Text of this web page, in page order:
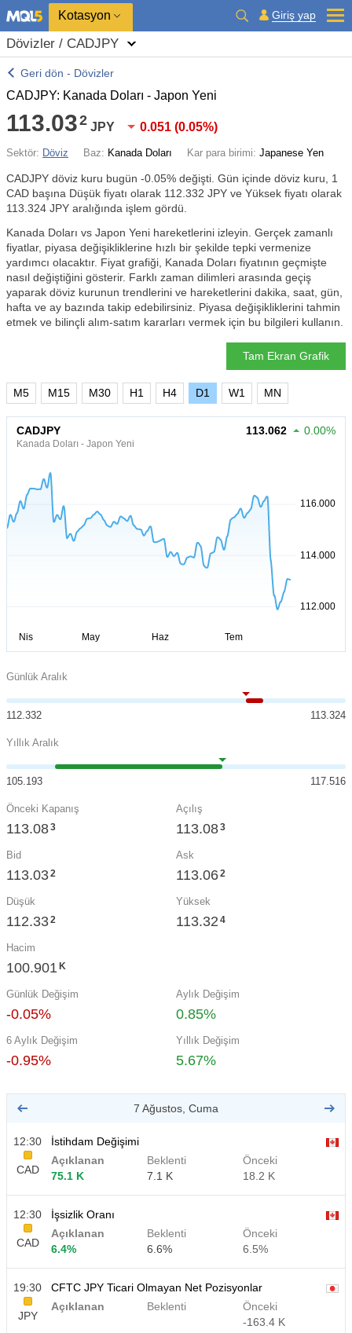
Kotasyon Giriş yap
Dövizler / CADJPY
Geri dön - Dövizler
CADJPY: Kanada Doları - Japon Yeni
113.032 JPY 0.051 (0.05%)
Sektör: Döviz Baz: Kanada Doları Kar para birimi: Japanese Yen
CADJPY döviz kuru bugün -0.05% değişti. Gün içinde döviz kuru, 1
CAD başına Düşük fiyatı olarak 112.332 JPY ve Yüksek fiyatı olarak
113.324 JPY aralığında işlem gördü.
Kanada Doları vs Japon Yeni hareketlerini izleyin. Gerçek zamanlı
fiyatlar, piyasa değişikliklerine hızlı bir şekilde tepki vermenize
yardımcı olacaktır. Fiyat grafiği, Kanada Doları fiyatının geçmişte
nasıl değiştiğini gösterir. Farklı zaman dilimleri arasında geçiş
yaparak döviz kurunun trendlerini ve hareketlerini dakika, saat, gün,
hafta ve ay bazında takip edebilirsiniz. Piyasa değişikliklerini tahmin
etmek ve bilinçli alım-satım kararları vermek için bu bilgileri kullanın.
Tam Ekran Grafik
M5 M15 M30 H1 H4 D1 W1 MN
CADJPY
Kanada Doları - Japon Yeni
113.062 0.00%
Günlük Aralık
112.332 113.324
Yıllık Aralık
105.193 117.516
Önceki Kapanış
113.083
Açılış
113.083
Bid
113.032
Ask
113.062
Düşük
112.332
Yüksek
113.32 4
Hacim
100.901 K
Günlük Değişim
-0.05%
Aylık Değişim
0.85%
6 Aylık Değişim
-0.95%
Yıllık Değişim
5.67%
7 Ağustos, Cuma
12:30
CAD
İstihdam Değişimi
Açıklanan
75.1 K
Beklenti
7.1 K
Önceki
18.2 K
12:30
CAD
İşsizlik Oranı
Açıklanan
6.4%
Beklenti
6.6%
Önceki
6.5%
19:30
JPY
CFTC JPY Ticari Olmayan Net Pozisyonlar
Açıklanan
Beklenti
Önceki
-163.4 K